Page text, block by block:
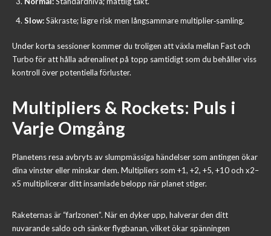
Slow:Säkraste; lägre risk men långsammare multiplier‑samling.
Under korta sessioner kommer du troligen att växla mellan Fast och
Turbo för att hålla adrenalinet på topp samtidigt som du behåller viss
kontroll över potentiella förluster.
Multipliers & Rockets: Puls i
Varje Omgång
Planetens resa avbryts av slumpmässiga händelser som antingen ökar
dina vinster eller minskar dem. Multipliers som +1, +2, +5, +10 och x2–
x5 multiplicerar ditt insamlade belopp när planet stiger.
Raketernas är “farlzonen”. När en dyker upp, halverar den ditt
nuvarande saldo och sänker flygbanan, vilket ökar spänningen